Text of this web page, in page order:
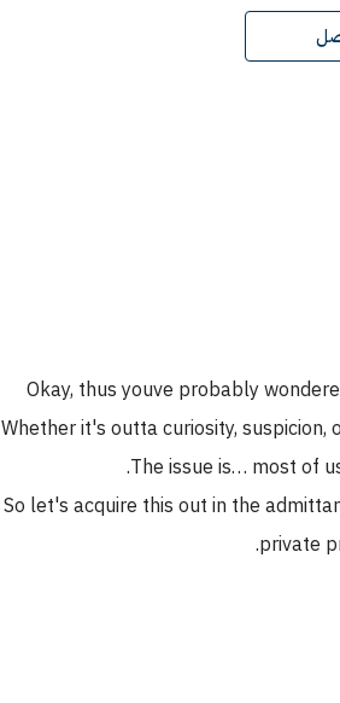
Okay, thus youve probably
Whether it's outta curiosity,
The issue is… most of
So let's acquire this out in the
private